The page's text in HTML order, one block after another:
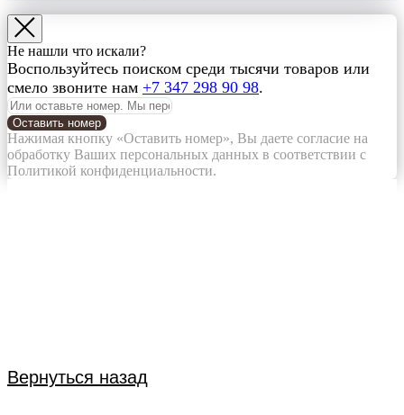
Не нашли что искали?
Воспользуйтесь поиском среди тысячи товаров или
смело звоните нам +7 347 298 90 98.
Оставить номер
Нажимая кнопку «Оставить номер», Вы даете согласие на
обработку Ваших персональных данных в соответствии с
Политикой конфиденциальности.
Вернуться назад